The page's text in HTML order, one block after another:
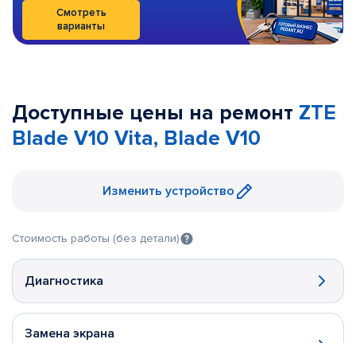
Смотреть
варианты
Доступные цены на ремонт ZTE
Blade V10 Vita, Blade V10
Изменить устройство
Стоимость работы (без детали)
Диагностика
Замена экрана